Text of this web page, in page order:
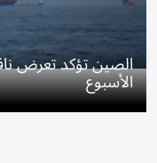
الصين تؤكد تعرض
الأسبوع